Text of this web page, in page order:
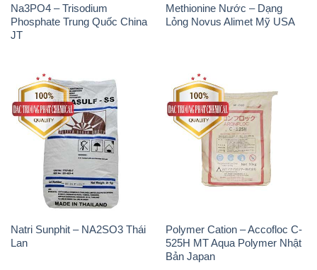
Na3PO4 – Trisodium
Phosphate Trung Quốc China
JT
Methionine Nước – Dạng
Lỏng Novus Alimet Mỹ USA
Natri Sunphit – NA2SO3 Thái
Lan
Polymer Cation – Accofloc C-
525H MT Aqua Polymer Nhật
Bản Japan